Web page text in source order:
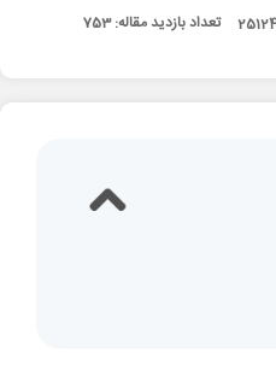
تعداد بازدید مقاله: 753